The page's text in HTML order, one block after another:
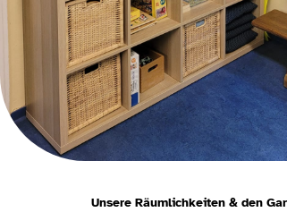
Unsere Räumlichkeiten & den